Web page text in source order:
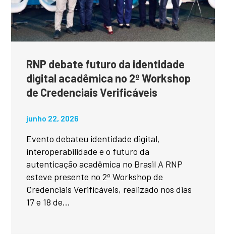
RNP debate futuro da identidade
digital acadêmica no 2º Workshop
de Credenciais Verificáveis
junho 22, 2026
Evento debateu identidade digital,
interoperabilidade e o futuro da
autenticação acadêmica no Brasil A RNP
esteve presente no 2º Workshop de
Credenciais Verificáveis, realizado nos dias
17 e 18 de...